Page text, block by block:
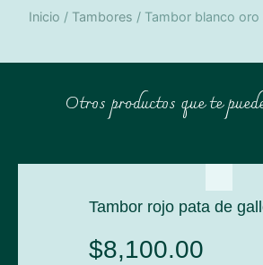
Inicio / Tambores / Tambor blanco
Otros productos que te
Tambor rojo pata de
$8,100.00